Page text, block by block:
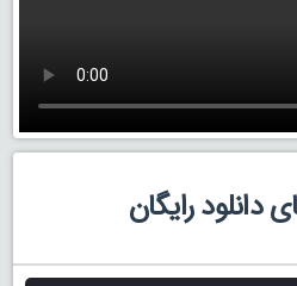
دانلود رایگان